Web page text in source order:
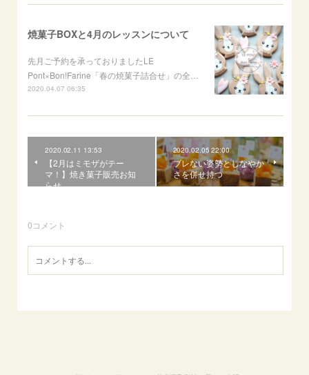
焼菓子BOXと4月のレッスンについて
先月ご予約を承っておりましたLE
Pont×Bon!Farine「春の焼菓子詰合せ」の全…
2020.04.07 06:35
2020.02.11 13:53
【2月はミモザがテー
マ！】焼き菓子販売お知
らせ
2020.02.05 22:00
ブレない姿勢としなやか
さを併せ持つ
0コメント